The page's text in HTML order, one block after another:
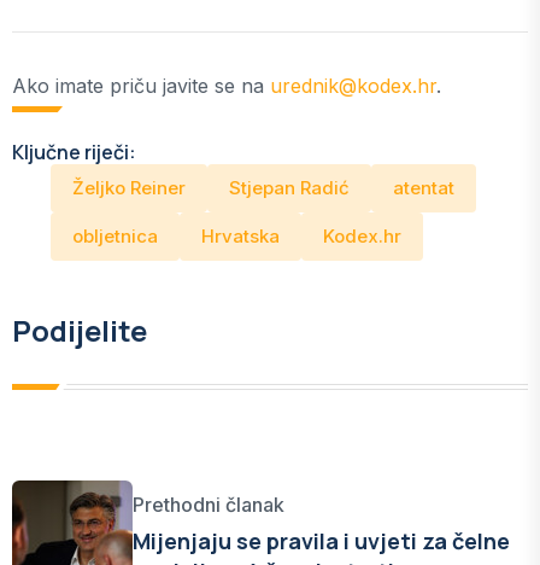
Ako imate priču javite se na urednik@kodex.hr.
Ključne riječi:
Željko Reiner Stjepan Radić atentat
obljetnica Hrvatska Kodex.hr
Podijelite
Prethodni članak
Mijenjaju se pravila i uvjeti za čelne